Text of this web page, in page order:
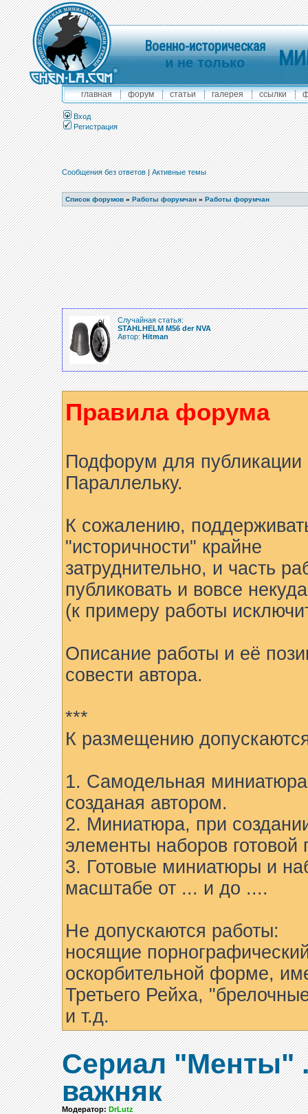
Военно-историческая
и не только
главная форум статьи галерея ссылки
Вход
Регистрация
Сообщения без ответов|Активные темы
Список форумов » Работы форумчан » Работы форумчан
Случайная статья:
STAHLHELM M56 der NVA
Автор:Hitman
Правила форума
Подфорум для
Параллельку.
К сожалению,
"историчности" крайне
затруднительно, и часть
публиковать и вовсе
(к примеру работы
Описание работы и её
совести автора.
***
К размещению
1. Самодельная
созданая автором.
2. Миниатюра, при
элементы наборов готовой
3. Готовые миниатюры и
масштабе от ... и до ....
Не допускаются работы:
носящие
оскорбительной форме,
Третьего Рейха,
и т.д.
Сериал "Менты"
важняк
Модератор:DrLutz